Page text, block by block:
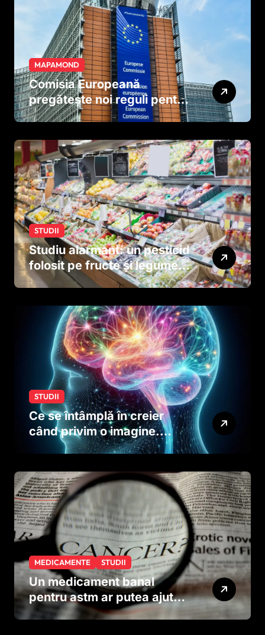
MAPAMOND
Comisia Europeană
pregătește noi reguli pentru
tutun și țigările electronice
STUDII
Studiu alarmant: un pesticid
folosit pe fructe și legume
ar putea afecta dezvoltarea
dinainte de naștere
STUDII
Ce se întâmplă în creier
când privim o imagine.
Studiul care explică rolul
MEDICAMENTE STUDII
Un medicament banal
pentru astm ar putea ajuta
în lupta împotriva